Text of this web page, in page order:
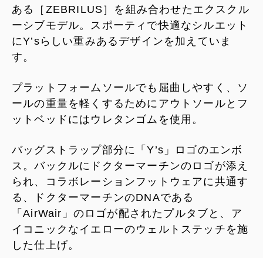
ある［ZEBRILUS］を組み合わせたエクスクル
ーシブモデル。スポーティで快適なシルエット
にY’sらしい重みあるデザインを加えていま
す。
プラットフォームソールでも屈曲しやすく、ソ
ールの重量を軽くするためにアウトソールとフ
ットベッドにはウレタンゴムを使用。
バッグストラップ部分に「Y’s」ロゴのエンボ
ス。バックルにドクターマーチンのロゴが添え
られ、コラボレーションフットウェアに共通す
る、ドクターマーチンのDNAである
「AirWair」のロゴが配されたプルタブと、ア
イコニックなイエローのウェルトステッチを施
した仕上げ。